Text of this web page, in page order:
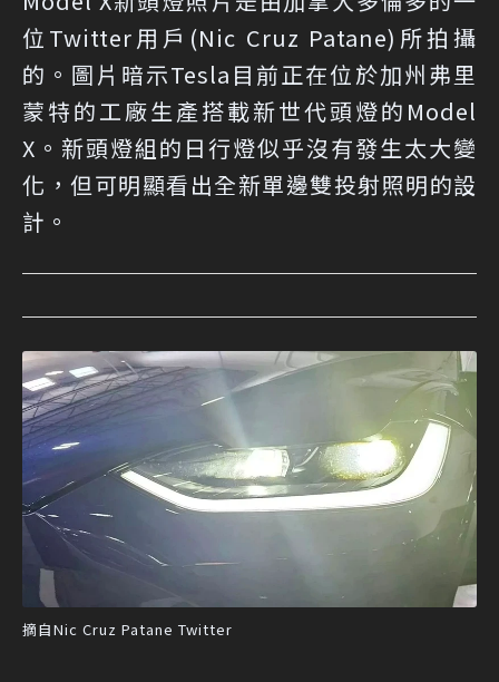
位Twitter用戶(Nic Cruz Patane)所拍攝
的。圖片暗示Tesla目前正在位於加州弗里
蒙特的工廠生產搭載新世代頭燈的Model
X。新頭燈組的日行燈似乎沒有發生太大變
化，但可明顯看出全新單邊雙投射照明的設
計。
摘自Nic Cruz Patane Twitter